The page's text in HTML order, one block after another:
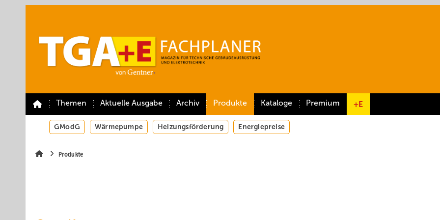
Themen Aktuelle Ausgabe Archiv Produkte Kataloge Premium +E
GModG Wärmepumpe Heizungsförderung Energiepreise
Produkte